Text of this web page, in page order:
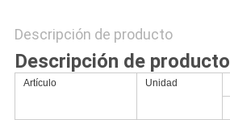
Descripción de producto
Descripción de producto
Artículo Unidad